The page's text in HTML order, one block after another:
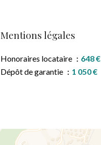
Mentions légales
Honoraires locataire
648 €
Dépôt de garantie
1 050 €